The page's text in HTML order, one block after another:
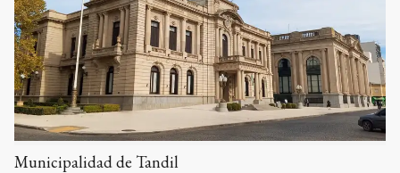
Municipalidad de Tandil